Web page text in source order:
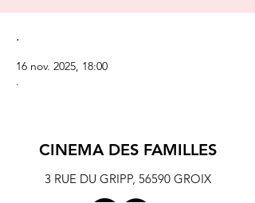
.
16 nov. 2025, 18:00
.
CINEMA DES FAMILLES
3 RUE DU GRIPP, 56590 GROIX